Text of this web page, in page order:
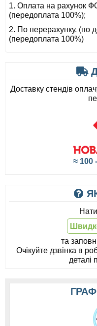
1. Оплата на рахунок
(передоплата 100%);
2. По перерахунку. (по
(передоплата 100%)
Доставку стендів
≈ 100
та
Очікуйте дзвінка в
деталі